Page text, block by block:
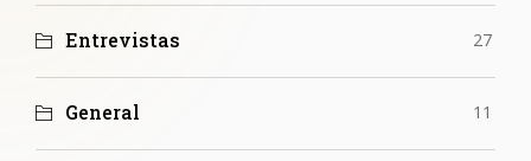
Entrevistas 27
General 11